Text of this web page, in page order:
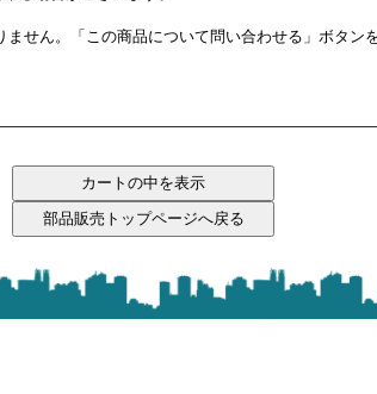
せん。「この商品について問い合わせる」ボタン